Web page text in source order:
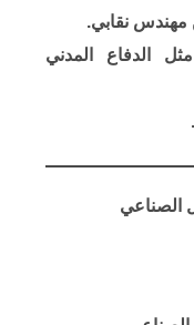
نقابي.
الدفاع المدني
الصناعي